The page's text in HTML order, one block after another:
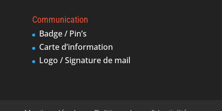
Communication
Badge / Pin’s
Carte d’information
Logo / Signature de mail